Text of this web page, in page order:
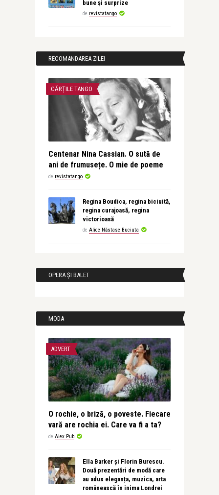
bune și surprize
de revistatango
RECOMANDAREA ZILEI
CĂRȚILE TANGO
Centenar Nina Cassian. O sută de
ani de frumusețe. O mie de poeme
de revistatango
Regina Boudica, regina biciuită,
regina curajoasă, regina
victorioasă
de Alice Năstase Buciuta
OPERA ȘI BALET
MODA
ADVERT
O rochie, o briză, o poveste. Fiecare
vară are rochia ei. Care va fi a ta?
de Alex Pub
Ella Barker și Florin Burescu.
Două prezentări de modă care
au adus eleganța, muzica, arta
românească în inima Londrei